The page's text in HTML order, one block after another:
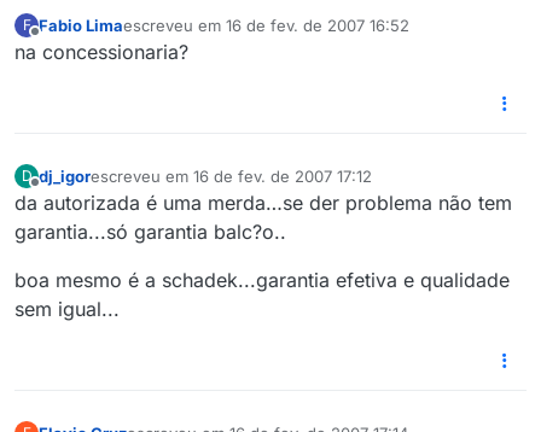
F Fabio Limaescreveu em 16 de fev. de 2007 16:52
última edição por
na concessionaria?
D
Offline
dj_igorescreveu em 16 de fev. de 2007 17:12
última edição por
da autorizada é uma merda…se der problema não tem
garantia...só garantia balc?o..
boa mesmo é a schadek...garantia efetiva e qualidade
sem igual...